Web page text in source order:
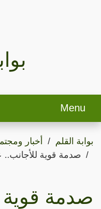
Menu
بوابة القلم
أخبار
صدمة قوية
صدمة قوية